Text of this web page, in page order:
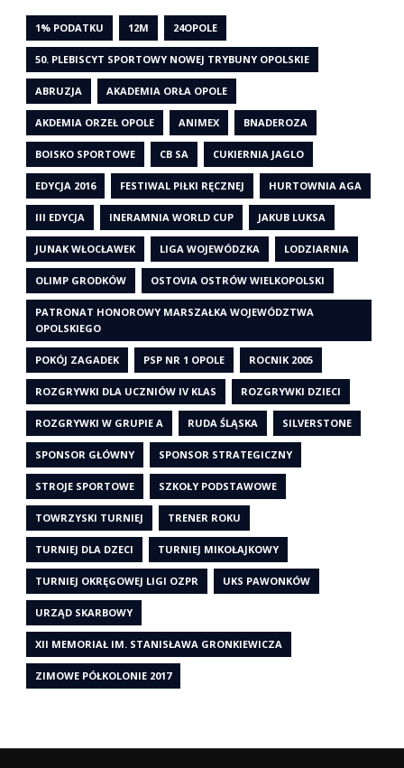
1% PODATKU 12M 24OPOLE
50. PLEBISCYT SPORTOWY NOWEJ TRYBUNY OPOLSKIE
ABRUZJA AKADEMIA ORŁA OPOLE
AKDEMIA ORZEŁ OPOLE ANIMEX BNADEROZA
BOISKO SPORTOWE CB SA CUKIERNIA JAGLO
EDYCJA 2016 FESTIWAL PIŁKI RĘCZNEJ HURTOWNIA AGA
III EDYCJA INERAMNIA WORLD CUP JAKUB LUKSA
JUNAK WŁOCŁAWEK LIGA WOJEWÓDZKA LODZIARNIA
OLIMP GRODKÓW OSTOVIA OSTRÓW WIELKOPOLSKI
PATRONAT HONOROWY MARSZAŁKA WOJEWÓDZTWA
OPOLSKIEGO
POKÓJ ZAGADEK PSP NR 1 OPOLE ROCNIK 2005
ROZGRYWKI DLA UCZNIÓW IV KLAS ROZGRYWKI DZIECI
ROZGRYWKI W GRUPIE A RUDA ŚLĄSKA SILVERSTONE
SPONSOR GŁÓWNY SPONSOR STRATEGICZNY
STROJE SPORTOWE SZKOŁY PODSTAWOWE
TOWRZYSKI TURNIEJ TRENER ROKU
TURNIEJ DLA DZECI TURNIEJ MIKOŁAJKOWY
TURNIEJ OKRĘGOWEJ LIGI OZPR UKS PAWONKÓW
URZĄD SKARBOWY
XII MEMORIAŁ IM. STANISŁAWA GRONKIEWICZA
ZIMOWE PÓŁKOLONIE 2017